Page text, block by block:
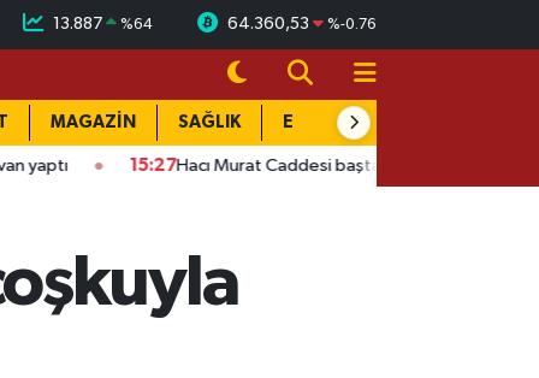
13.887 %64 64.360,53 %-0.76
MAGAZİN SAĞLIK EĞİTİM
Hacı Murat Caddesi baştan sona değişiyor: Gece mesaisi başladı